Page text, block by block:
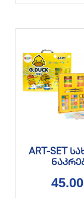
ART-SET
45.00